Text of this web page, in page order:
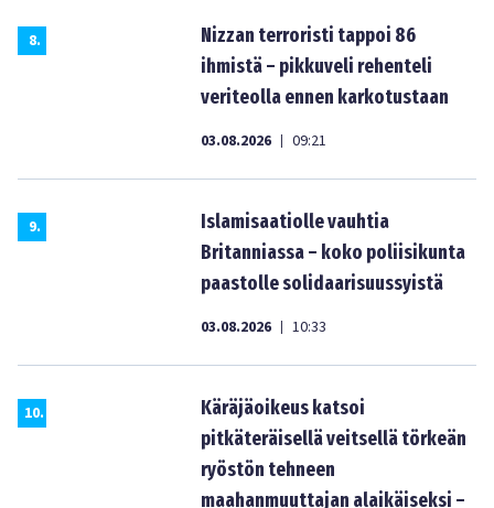
8.
Nizzan terroristi tappoi 86
ihmistä – pikkuveli rehenteli
veriteolla ennen karkotustaan
03.08.2026 | 09:21
9.
Islamisaatiolle vauhtia
Britanniassa – koko poliisikunta
paastolle solidaarisuussyistä
03.08.2026 | 10:33
10.
Käräjäoikeus katsoi
pitkäteräisellä veitsellä törkeän
ryöstön tehneen
maahanmuuttajan alaikäiseksi –